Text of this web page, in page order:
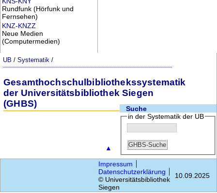
Rundfunk (Hörfunk und
Fernsehen)
KNZ-KNZZ
Neue Medien
(Computermedien)
UB /Systematik /
Gesamthochschulbibliothekssystematik
der Universitätsbibliothek Siegen
(GHBS)
Suche
in der Systematik der UB
Impressum
Datenschutzerklärung
© Universitätsbibliothek
Siegen
10.09.2025
▲